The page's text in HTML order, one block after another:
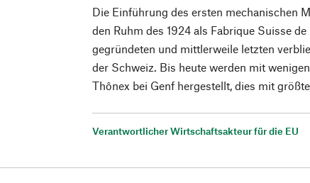
Die Einführung des ersten mechanischen
den Ruhm des 1924 als Fabrique Suisse de
gegründeten und mittlerweile letzten
der Schweiz. Bis heute werden mit
Thônex bei Genf hergestellt, dies mit
Verantwortlicher Wirtschaftsakteur für die EU